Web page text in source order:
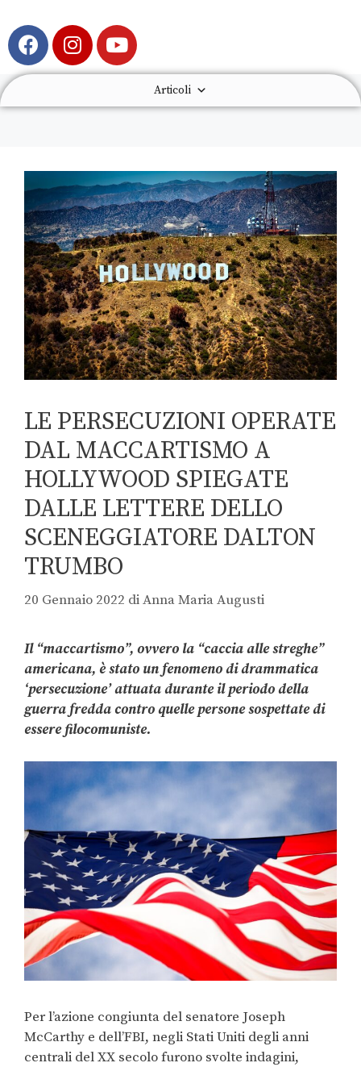
Articoli
LE PERSECUZIONI OPERATE
DAL MACCARTISMO A
HOLLYWOOD SPIEGATE
DALLE LETTERE DELLO
SCENEGGIATORE DALTON
TRUMBO
20 Gennaio 2022 diAnna Maria Augusti
Il “maccartismo”, ovvero la “caccia alle streghe”
americana, è stato un fenomeno di drammatica
‘persecuzione’ attuata durante il periodo della
guerra fredda contro quelle persone sospettate di
essere filocomuniste.
Per l’azione congiunta del senatore Joseph
McCarthy e dell’FBI, negli Stati Uniti degli anni
centrali del XX secolo furono svolte indagini,